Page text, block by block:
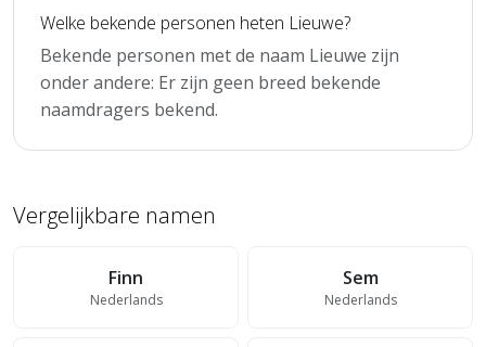
Welke bekende personen heten Lieuwe?
Bekende personen met de naam Lieuwe zijn
onder andere: Er zijn geen breed bekende
naamdragers bekend.
Vergelijkbare namen
Finn
Nederlands
Sem
Nederlands